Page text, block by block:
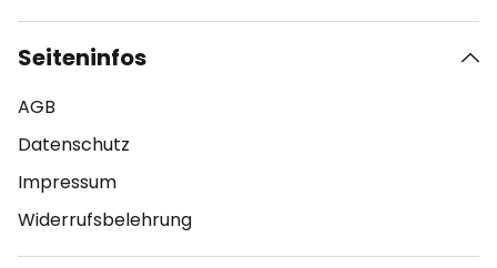
Seiteninfos
AGB
Datenschutz
Impressum
Widerrufsbelehrung